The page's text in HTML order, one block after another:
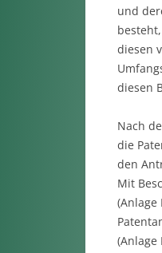
und
diesen
diesen
Nach
die
den
Mit
(Anlage